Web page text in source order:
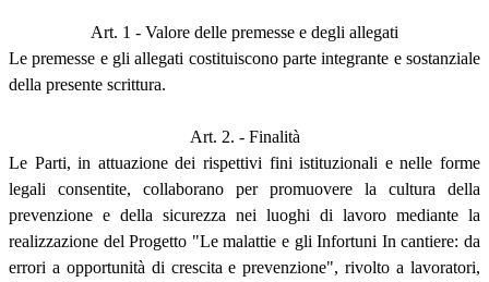
Art. 1 - Valore delle premesse e degli allegati
Le premesse e gli allegati costituiscono parte integrante e sostanziale
della presente scrittura.
Art. 2. - Finalità
Le Parti, in attuazione dei rispettivi fini istituzionali e nelle forme
legali consentite, collaborano per promuovere la cultura della
prevenzione e della sicurezza nei luoghi di lavoro mediante la
realizzazione del Progetto "Le malattie e gli Infortuni In cantiere: da
errori a opportunità di crescita e prevenzione", rivolto a lavoratori,